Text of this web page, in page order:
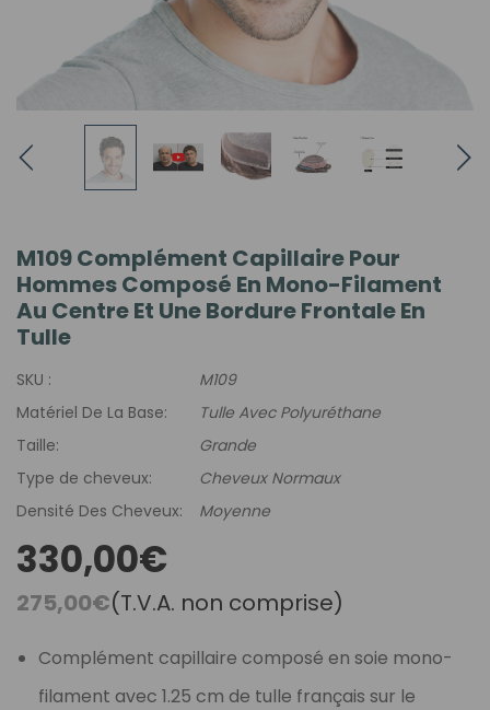
M109 Complément Capillaire Pour
Hommes Composé En Mono-Filament
Au Centre Et Une Bordure Frontale En
Tulle
SKU :
M109
Matériel De La Base:
Tulle Avec Polyuréthane
Taille:
Grande
Type de cheveux:
Cheveux Normaux
Densité Des Cheveux:
Moyenne
330,00€
275,00€(T.V.A. non comprise)
Complément capillaire composé en soie mono-
filament avec 1.25 cm de tulle français sur le